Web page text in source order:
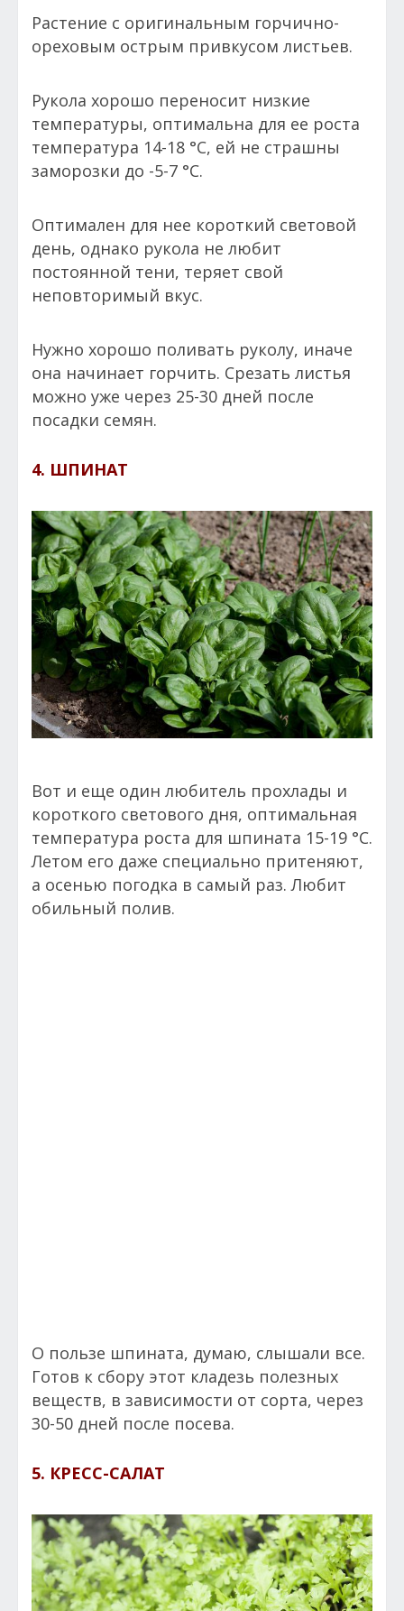
Растение с оригинальным горчично-
ореховым острым привкусом листьев.
Рукола хорошо переносит низкие
температуры, оптимальна для ее роста
температура 14-18 °С, ей не страшны
заморозки до -5-7 °С.
Оптимален для нее короткий световой
день, однако рукола не любит
постоянной тени, теряет свой
неповторимый вкус.
Нужно хорошо поливать руколу, иначе
она начинает горчить. Срезать листья
можно уже через 25-30 дней после
посадки семян.
4. ШПИНАТ
Вот и еще один любитель прохлады и
короткого светового дня, оптимальная
температура роста для шпината 15-19 °С.
Летом его даже специально притеняют,
а осенью погодка в самый раз. Любит
обильный полив.
О пользе шпината, думаю, слышали все.
Готов к сбору этот кладезь полезных
веществ, в зависимости от сорта, через
30-50 дней после посева.
5. КРЕСС-САЛАТ